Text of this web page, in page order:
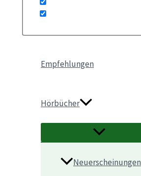
Empfehlungen
Hörbücher
Neuerscheinungen